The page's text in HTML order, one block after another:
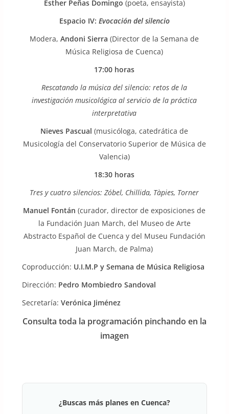
Esther Peñas Domingo (poeta, ensayista)
Espacio IV: Evocación del silencio
Modera,Andoni Sierra(Director de la Semana de
Música Religiosa de Cuenca)
17:00 horas
Rescatando la música del silencio: retos de la
investigación musicológica al servicio de la práctica
interpretativa
Nieves Pascual (musicóloga, catedrática de
Musicología del Conservatorio Superior de Música de
Valencia)
18:30 horas
Tres y cuatro silencios: Zóbel, Chillida, Tàpies, Torner
Manuel Fontán(curador, director de exposiciones de
la Fundación Juan March, del Museo de Arte
Abstracto Español de Cuenca y del Museu Fundación
Juan March, de Palma)
Coproducción: U.I.M.P y Semana de Música Religiosa
Dirección: Pedro Mombiedro Sandoval
Secretaría: Verónica Jiménez
Consulta toda la programación pinchando en la
imagen
¿Buscas más planes en Cuenca?